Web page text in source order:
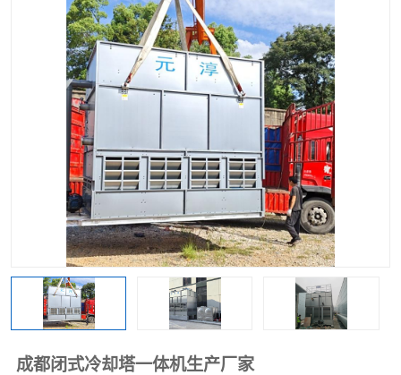
成都闭式冷却塔一体机生产厂家